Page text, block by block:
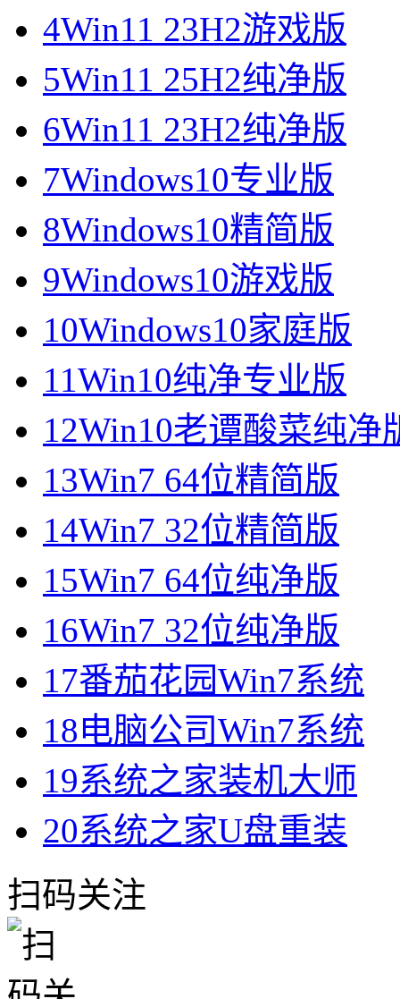
4Win11 23H2游戏版
5Win11 25H2纯净版
6Win11 23H2纯净版
7Windows10专业版
8Windows10精简版
9Windows10游戏版
10Windows10家庭版
11Win10纯净专业版
12Win10老谭酸菜纯净
13Win7 64位精简版
14Win7 32位精简版
15Win7 64位纯净版
16Win7 32位纯净版
17番茄花园Win7系统
18电脑公司Win7系统
19系统之家装机大师
20系统之家U盘重装
扫码关注